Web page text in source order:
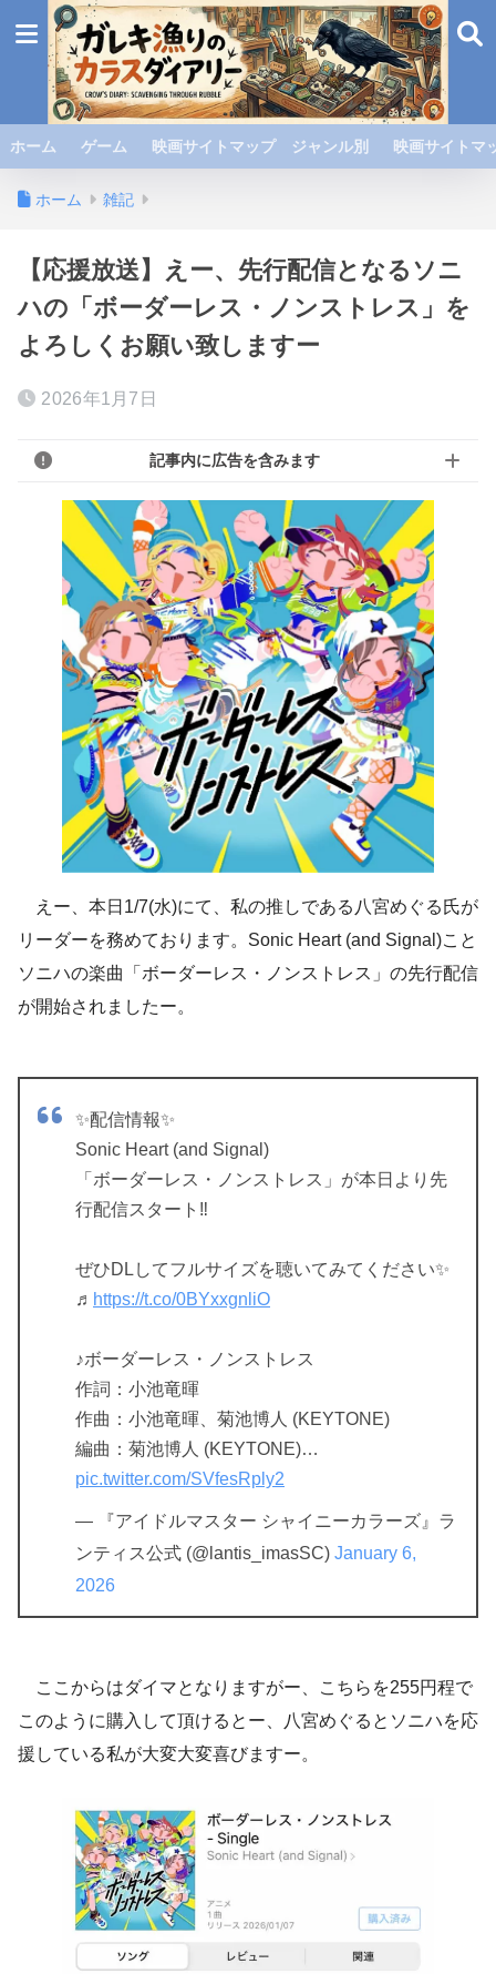
ホーム ゲーム 映画サイトマップ ジャンル別 映画サイト
ホーム 雑記
【応援放送】えー、先行配信となるソニ
ハの「ボーダーレス・ノンストレス」を
よろしくお願い致しますー
2026年1月7日
記事内に広告を含みます
えー、本日1/7(水)にて、私の推しである八宮めぐる氏が
リーダーを務めております。Sonic Heart (and Signal)こと
ソニハの楽曲「ボーダーレス・ノンストレス」の先行配信
が開始されましたー。
✨配信情報✨
Sonic Heart (and Signal)
「ボーダーレス・ノンストレス」が本日より先
行配信スタート‼️
ぜひDLしてフルサイズを聴いてみてください✨
♬ https://t.co/0BYxxgnliO
♪ボーダーレス・ノンストレス
作詞：小池竜暉
作曲：小池竜暉、菊池博人 (KEYTONE)
編曲：菊池博人 (KEYTONE)…
pic.twitter.com/SVfesRply2
— 『アイドルマスター シャイニーカラーズ』ラ
ンティス公式 (@lantis_imasSC) January 6,
2026
ここからはダイマとなりますがー、こちらを255円程で
このように購入して頂けるとー、八宮めぐるとソニハを応
援している私が大変大変喜びますー。